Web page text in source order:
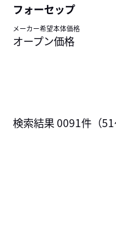
フォーセップ
メーカー希望本体価格
オープン価格
検索結果0091件（